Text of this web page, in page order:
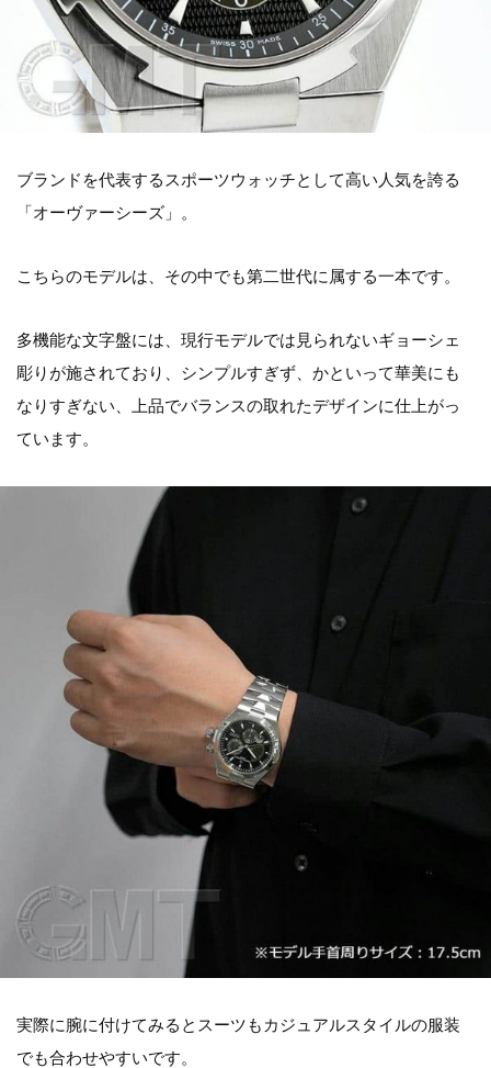
ブランドを代表するスポーツウォッチとして高い人気を誇る
「オーヴァーシーズ」。
こちらのモデルは、その中でも第二世代に属する一本です。
多機能な文字盤には、現行モデルでは見られないギョーシェ
彫りが施されており、シンプルすぎず、かといって華美にも
なりすぎない、上品でバランスの取れたデザインに仕上がっ
ています。
実際に腕に付けてみるとスーツもカジュアルスタイルの服装
でも合わせやすいです。